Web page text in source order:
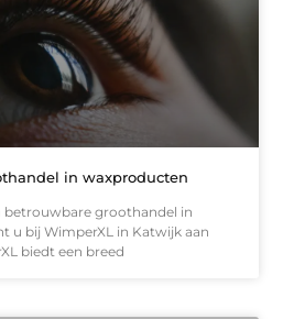
in waxproducten
betrouwbare groothandel in
u bij WimperXL in Katwijk aan
biedt een breed